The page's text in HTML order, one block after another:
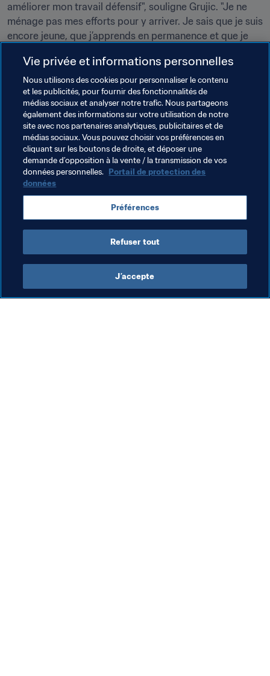
améliorer mon travail défensif", souligne Grujic. "Je ne
ménage pas mes efforts pour y arriver. Je sais que je suis
encore jeune, que j’apprends en permanence et que je
à Liverpool, en courant et en pressant beaucoup. J’ai
regardé les statistiques et nous sommes la première
équipe en Angleterre en termes de distance parcourue
au cours d’un match. C’est une belle philosophie, qui
fonctionne bien pour nous, mais elle est aussi exigeante
et demande du temps pour s’y adapter et la maîtriser
parfaitement", conclut-il.
Thèmes en lien
Compétitions FIFA Serbia UEFA Austria
Vie privée et informations personnelles
Nous utilisons des cookies pour personnaliser le contenu
et les publicités, pour fournir des fonctionnalités de
médias sociaux et analyser notre trafic. Nous partageons
également des informations sur votre utilisation de notre
site avec nos partenaires analytiques, publicitaires et de
médias sociaux. Vous pouvez choisir vos préférences en
cliquant sur les boutons de droite, et déposer une
demande d’opposition à la vente / la transmission de vos
données personnelles. Portail de protection des
données
Préférences
Refuser tout
J’accepte